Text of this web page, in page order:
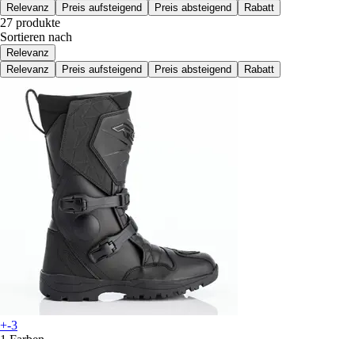
Relevanz
Preis aufsteigend Preis absteigend Rabatt
27 produkte
Sortieren nach
Relevanz
Relevanz
Preis aufsteigend Preis absteigend Rabatt
+-3